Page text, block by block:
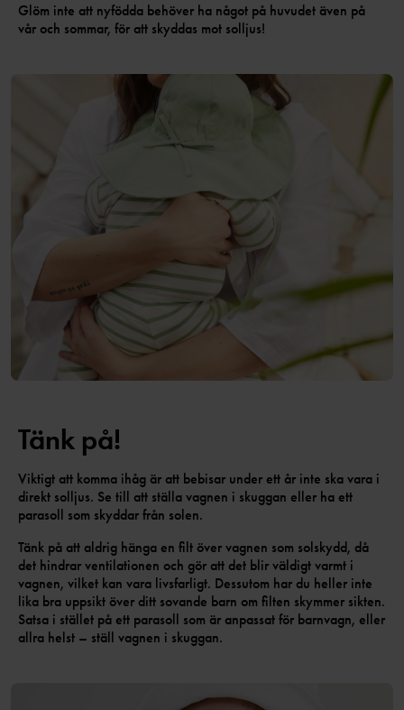
Glöm inte att nyfödda behöver ha något på huvudet även på
vår och sommar, för att skyddas mot solljus!
Tänk på!
Viktigt att komma ihåg är att bebisar under ett år inte ska vara i
direkt solljus. Se till att ställa vagnen i skuggan eller ha ett
parasoll som skyddar från solen.
Tänk på att aldrig hänga en filt över vagnen som solskydd, då
det hindrar ventilationen och gör att det blir väldigt varmt i
vagnen, vilket kan vara livsfarligt. Dessutom har du heller inte
lika bra uppsikt över ditt sovande barn om filten skymmer sikten.
Satsa i stället på ett parasoll som är anpassat för barnvagn, eller
allra helst – ställ vagnen i skuggan.